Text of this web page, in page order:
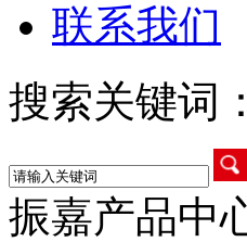
联系我们
搜索关键词
振嘉产品中